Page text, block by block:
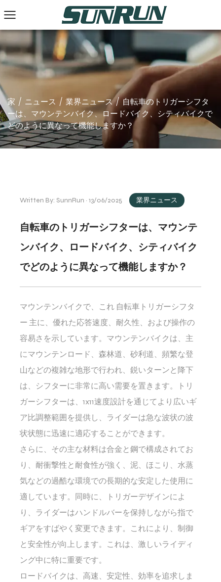
家 / ニュース / 業界ニュース/自転車のトリガーシフタ
ーは、マウンテンバイク、ロードバイク、シティバイクで
どのように異なって機能しますか？
Written By: SunnRun · 13/06/2025 業界ニュース
自転車のトリガーシフターは、マウンテ
ンバイク、ロードバイク、シティバイク
でどのように異なって機能しますか？
マウンテンバイクで、これ 自転車トリガーシフタ
ー 主に、優れた応答速度、耐久性、および操作の
容易さを示しています。マウンテンバイクは、主
にマウンテンロード、森林道、砂利道、頻繁な登
山などの複雑な地形で行われ、鋭いターンと降下
は、シフターに非常に高い需要を置きます。トリ
ガーシフターは、1x11速度設計を通じてより広いギ
ア比調整範囲を提供し、ライダーは急な波状の波
状状態に迅速に適応することができます。
さらに、その主な材料は合金と鋼で構成されてお
り、耐衝撃性と耐食性が強く、泥、ほこり、水蒸
気などの過酷な環境での長期的な安定した使用に
適しています。同時に、トリガーデザインによ
り、ライダーはハンドルバーを保持しながら指で
ギアをすばやく変更できます。これにより、制御
と安全性が向上します。これは、激しいライディ
ング中に特に重要です。
ロードバイクは、高速、安定性、効率を追求しま